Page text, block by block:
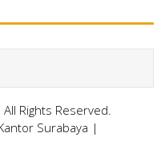
Rights Reserved.
Surabaya |